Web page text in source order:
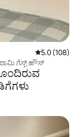
5 ರಲ್ಲಿ 5.0
5.0 (108)
ಗೆಸ್ಟ್ ಹೌಸ್